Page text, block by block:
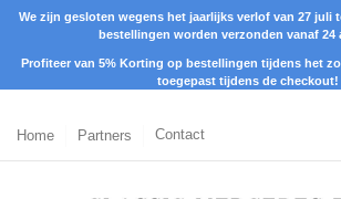
We zijn gesloten wegens het jaarlijks verlof van 27 juli
bestellingen worden verzonden vanaf 24
Profiteer van 5% Korting op bestellingen tijdens het
toegepast tijdens de checkout!
Home Partners Contact